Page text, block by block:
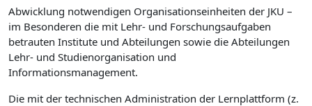
Abwicklung notwendigen Organisationseinheiten der JKU –
im Besonderen die mit Lehr- und Forschungsaufgaben
betrauten Institute und Abteilungen sowie die Abteilungen
Lehr- und Studienorganisation und
Informationsmanagement.
Die mit der technischen Administration der Lernplattform (z.